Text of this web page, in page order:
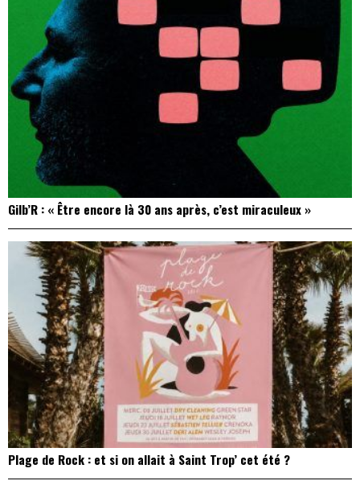
Gilb’R : « Être encore là 30 ans après, c’est miraculeux »
Plage de Rock : et si on allait à Saint Trop’ cet été ?